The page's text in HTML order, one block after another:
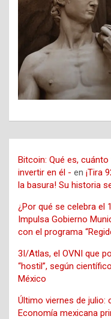
Bitcoin: Qué es,
invertir en él - en ¡Tira
la basura! Su historia
¿Por qué se celebra el
Impulsa Gobierno
con el programa
3I/Atlas, el OVNI que
“hostil”, según
México
Último viernes de
Economía mexicana